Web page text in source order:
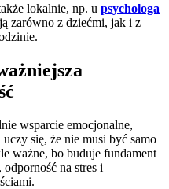
lokalnie, np. u psychologa
zarówno z dziećmi, jak i z
wsparcie emocjonalne,
się, że nie musi być samo
ważne, bo buduje fundament
na stres i